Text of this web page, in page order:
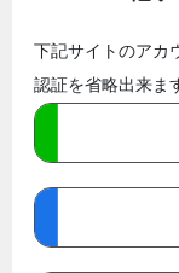
下記サイトのアカ
認証を省略出来ま